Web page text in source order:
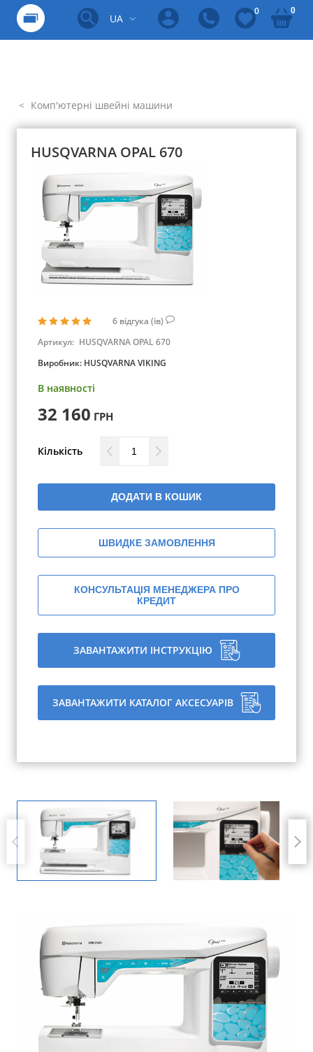
UA
0 0
Комп'ютерні швейні машини
HUSQVARNA OPAL 670
6 відгука (ів)
Артикул: HUSQVARNA OPAL 670
Виробник: HUSQVARNA VIKING
В наявності
32 160 ГРН
Кількість
ДОДАТИ В КОШИК
ШВИДКЕ ЗАМОВЛЕННЯ
КОНСУЛЬТАЦІЯ МЕНЕДЖЕРА ПРО
КРЕДИТ
ЗАВАНТАЖИТИ ІНСТРУКЦІЮ
ЗАВАНТАЖИТИ КАТАЛОГ АКСЕСУАРІВ